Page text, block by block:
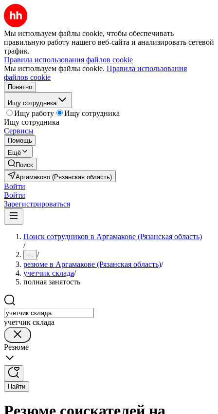
Мы используем файлы cookie, чтобы обеспечивать
правильную работу нашего веб-сайта и анализировать сетевой
трафик.
Правила использования файлов cookie
Мы используем файлы cookie. Правила использования
файлов cookie
Понятно
Ищу сотрудника
Ищу работу
Ищу сотрудника
Ищу сотрудника
Сервисы
Помощь
Ещё
Поиск
Аргамаково (Рязанская область)
Войти
Войти
Зарегистрироваться
Поиск сотрудников в Аргамакове (Рязанская область)
/
... /
резюме в Аргамакове (Рязанская область)/
учетчик склада/
полная занятость
учетчик склада
Резюме
Найти